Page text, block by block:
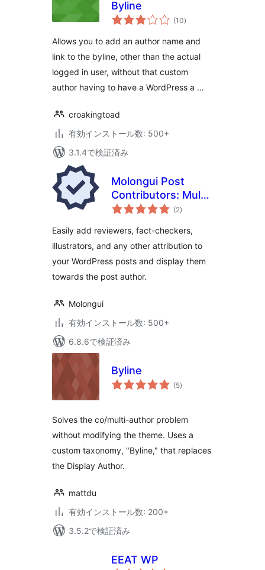
Byline
(10個
の
価
)
Allows you to add an author name and
link to the byline, other than the actual
logged in user, without that custom
author having to have a WordPress a …
croakingtoad
有効インストール数: 500+
3.1.4で検証済み
Molongui Post
Contributors: Multi-
Role Contributor
(2個
の
価
)
Easily add reviewers, fact-checkers,
illustrators, and any other attribution to
your WordPress posts and display them
towards the post author.
Molongui
有効インストール数: 500+
6.8.6で検証済み
Byline
(5個
の)
Solves the co/multi-author problem
without modifying the theme. Uses a
custom taxonomy, "Byline," that replaces
the Display Author.
mattdu
有効インストール数: 200+
3.5.2で検証済み
EEAT WP